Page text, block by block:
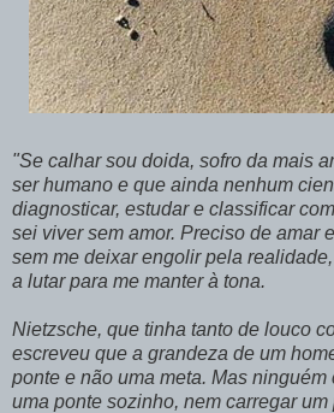
"Se calhar sou doida, sofro da mais
ser humano e que ainda nenhum
diagnosticar, estudar e classificar
sei viver sem amor. Preciso de amar
sem me deixar engolir pela
a lutar para me manter à tona.
Nietzsche, que tinha tanto de louco
escreveu que a grandeza de um
ponte e não uma meta. Mas
uma ponte sozinho, nem carregar